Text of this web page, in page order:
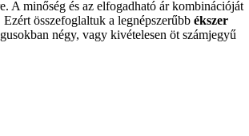
A minőség és az elfogadható ár kombinációját
összefoglaltuk a legnépszerűbb ékszer
négy, vagy kivételesen öt számjegyű